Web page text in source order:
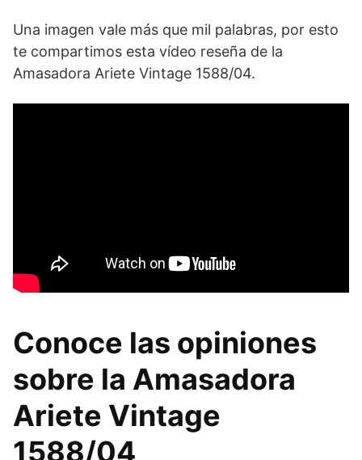
Una imagen vale más que mil palabras, por esto
te compartimos esta vídeo reseña de la
Amasadora Ariete Vintage 1588/04.
Conoce las opiniones
sobre la Amasadora
Ariete Vintage
1588/04